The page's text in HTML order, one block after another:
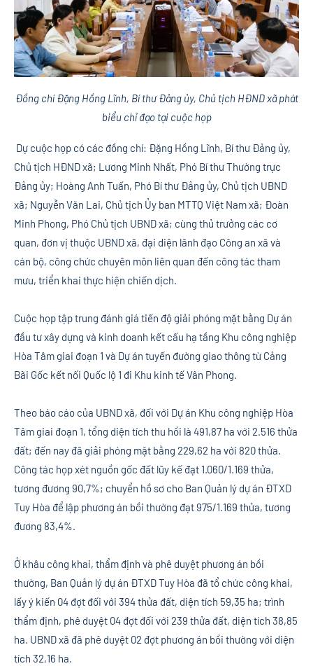
Đồng chí Đặng Hồng Lĩnh, Bí thư Đảng ủy, Chủ tịch HĐND xã phát
biểu chỉ đạo tại cuộc họp
Dự cuộc họp có các đồng chí: Đặng Hồng Lĩnh, Bí thư Đảng ủy,
Chủ tịch HĐND xã; Lương Minh Nhất, Phó Bí thư Thường trực
Đảng ủy; Hoàng Anh Tuấn, Phó Bí thư Đảng ủy, Chủ tịch UBND
xã; Nguyễn Văn Lai, Chủ tịch Ủy ban MTTQ Việt Nam xã; Đoàn
Minh Phong, Phó Chủ tịch UBND xã; cùng thủ trưởng các cơ
quan, đơn vị thuộc UBND xã, đại diện lãnh đạo Công an xã và
cán bộ, công chức chuyên môn liên quan đến công tác tham
mưu, triển khai thực hiện chiến dịch.
Cuộc họp tập trung đánh giá tiến độ giải phóng mặt bằng Dự án
đầu tư xây dựng và kinh doanh kết cấu hạ tầng Khu công nghiệp
Hòa Tâm giai đoạn 1 và Dự án tuyến đường giao thông từ Cảng
Bãi Gốc kết nối Quốc lộ 1 đi Khu kinh tế Vân Phong.
Theo báo cáo của UBND xã, đối với Dự án Khu công nghiệp Hòa
Tâm giai đoạn 1, tổng diện tích thu hồi là 491,87 ha với 2.516 thửa
đất; đến nay đã giải phóng mặt bằng 229,62 ha với 820 thửa.
Công tác họp xét nguồn gốc đất lũy kế đạt 1.060/1.169 thửa,
tương đương 90,7%; chuyển hồ sơ cho Ban Quản lý dự án ĐTXD
Tuy Hòa để lập phương án bồi thường đạt 975/1.169 thửa, tương
đương 83,4%.
Ở khâu công khai, thẩm định và phê duyệt phương án bồi
thường, Ban Quản lý dự án ĐTXD Tuy Hòa đã tổ chức công khai,
lấy ý kiến 04 đợt đối với 394 thửa đất, diện tích 59,35 ha; trình
thẩm định, phê duyệt 04 đợt đối với 239 thửa đất, diện tích 38,85
ha. UBND xã đã phê duyệt 02 đợt phương án bồi thường với diện
tích 32,16 ha.